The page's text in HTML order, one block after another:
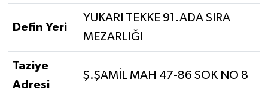
Defin Yeri
YUKARI TEKKE 91.ADA SIRA
MEZARLIĞI
Taziye
Adresi
Ş.ŞAMİL MAH 47-86 SOK NO 8